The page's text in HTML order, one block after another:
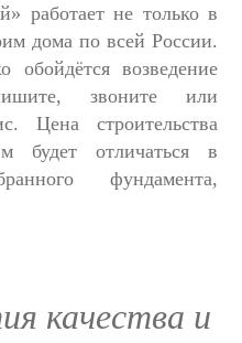
работает не только в
дома по всей России.
обойдётся возведение
звоните или
Цена строительства
отличаться в
фундамента,
качества и